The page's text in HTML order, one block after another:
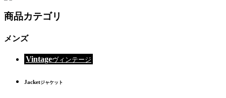
商品カテゴリ
メンズ
Vintageヴィンテージ
Jacketジャケット